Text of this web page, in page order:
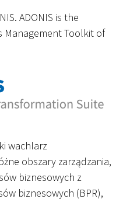
ADONIS is the
Management Toolkit of
wachlarz
obszary zarządzania,
biznesowych z
biznesowych (BPR),